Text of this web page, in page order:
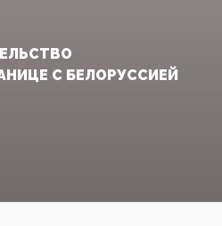
С БЕЛОРУССИЕЙ